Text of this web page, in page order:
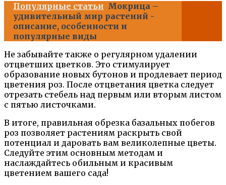
Популярные статьи Мокрица –
удивительный мир растений -
описание, особенности и
популярные виды
Не забывайте также о регулярном удалении
отцветших цветков. Это стимулирует
образование новых бутонов и продлевает период
цветения роз. После отцветания цветка следует
отрезать стебель над первым или вторым листом
с пятью листочками.
В итоге, правильная обрезка базальных побегов
роз позволяет растениям раскрыть свой
потенциал и даровать вам великолепные цветы.
Следуйте этим основным методам и
наслаждайтесь обильным и красивым
цветением вашего сада!